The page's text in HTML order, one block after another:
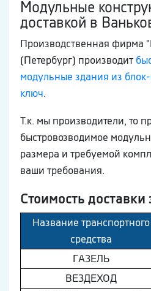
Модульные
доставкой в
Производственная фирма
(Петербург) производит
модульные здания из
ключ.
Т.к. мы производители, то
быстровозводимое
размера и требуемой
ваши требования.
Стоимость доставки
Название транспортного
средства
ГAЗEЛЬ
ВEЗДEХОД